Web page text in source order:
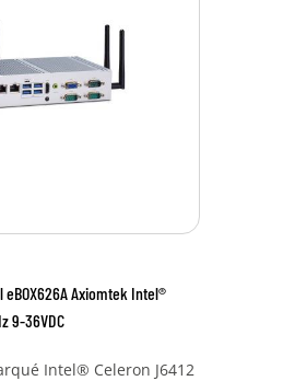
eBOX626A Axiomtek Intel®
9-36VDC
Intel® Celeron J6412